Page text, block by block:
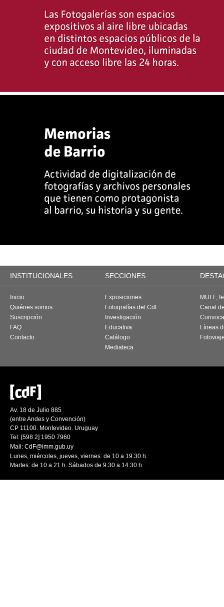
INSTITUCIONALES SECCIONES
Inicio
Quiénes somos
Suscripción
FAQ
Contacto
Exposiciones
Fotografías del CdF
Investigación
Educativa
Catálogo
Mediateca
MUFF,
Canal
Líneas
Av. 18 de Julio 885
(entre Andes y Convención)
CP 11100. Montevideo. Uruguay
Tel: [598 2] 1950 7960
Mail: CdF@imm.gub.uy
Lunes, miércoles, jueves, viernes: de 10 a 19.30 h.
Martes: de 10 a 21 h. Sábados de 9.30 a 14.30 h.